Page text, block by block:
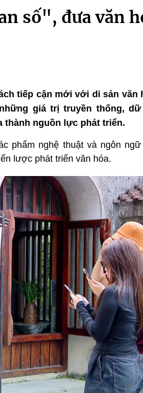
số", đưa văn
tiếp cận mới với di sản văn
giá trị truyền thống,
thành nguồn lực phát triển.
phẩm nghệ thuật và ngôn
lược phát triển văn hóa.